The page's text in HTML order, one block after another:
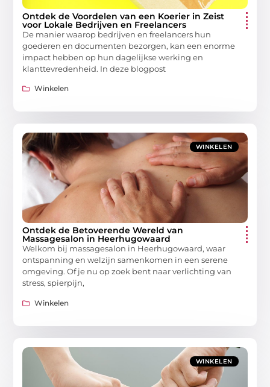
Ontdek de Voordelen van een Koerier in Zeist
voor Lokale Bedrijven en Freelancers
De manier waarop bedrijven en freelancers hun
goederen en documenten bezorgen, kan een enorme
impact hebben op hun dagelijkse werking en
klanttevredenheid. In deze blogpost
Winkelen
WINKELEN
Ontdek de Betoverende Wereld van
Massagesalon in Heerhugowaard
Welkom bij massagesalon in Heerhugowaard, waar
ontspanning en welzijn samenkomen in een serene
omgeving. Of je nu op zoek bent naar verlichting van
stress, spierpijn,
Winkelen
WINKELEN